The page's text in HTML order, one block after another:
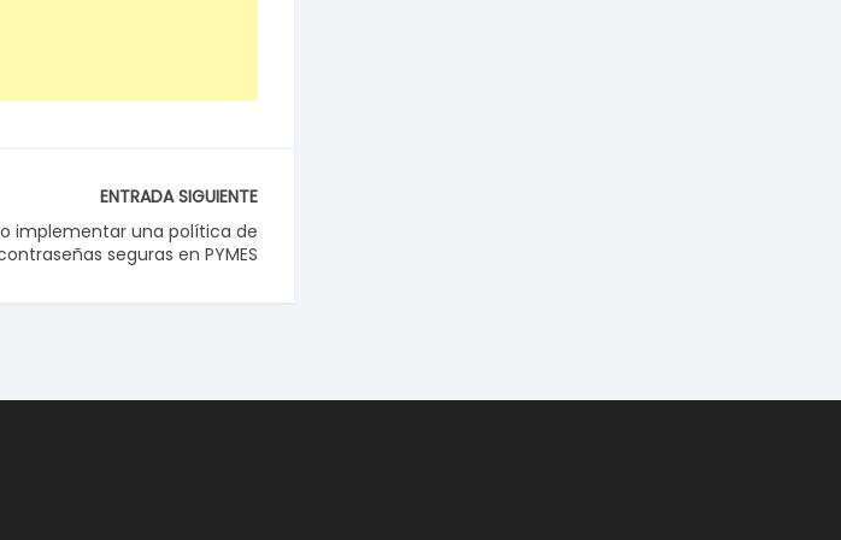
ENTRADA SIGUIENTE
implementar una política de
seguras en PYMES